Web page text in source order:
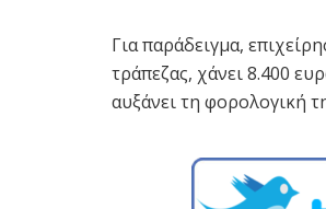
Για παράδειγμα,
τράπεζας, χάνει 8.400
αυξάνει τη φορολογική